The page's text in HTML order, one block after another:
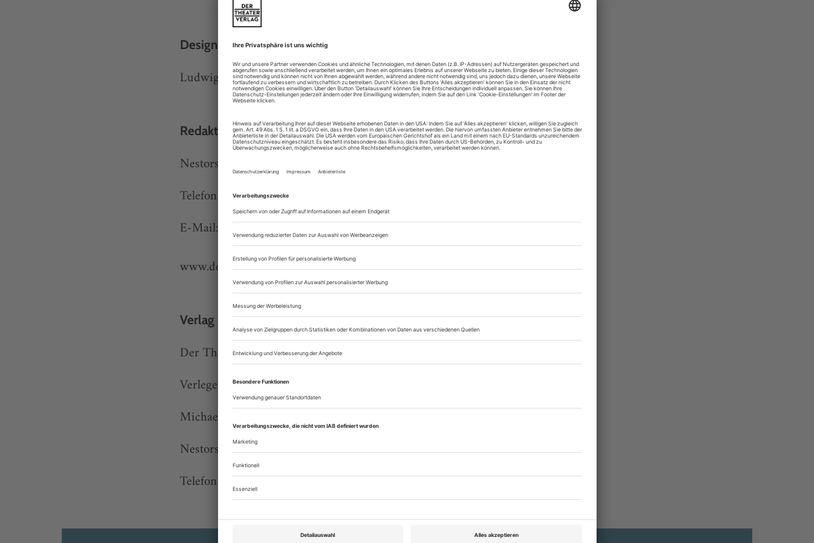
Designkonzept
Ludwig Wendt Art Direction
Redaktionsanschrift
Nestorstr. 8–9, 10709 Berlin,
Telefon 030/25 44 95 10, Fax 030/25 44 95 12
E-Mail:
redaktion@theaterheute.de
www.der-theaterverlag.de/theater-heute
Verlag
Der Theaterverlag – Friedrich Berlin GmbH
Verleger und Geschäftsführer:
Michael Merschmeier
Nestorstr. 8–9, 10709 Berlin,
Telefon 030/25 44 ...